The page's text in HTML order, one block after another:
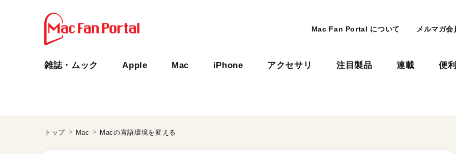
Mac Fan Portal について メルマガ会
雑誌・ムック Apple Mac iPhone アクセサリ 注目製品 連載 便
トップ Mac Macの言語環境を変える